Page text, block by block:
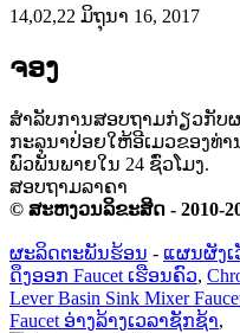
14,02,22 ມິຖຸນາ 16, 2017
ຈອງ
ສໍາ​ລັບ​ການ​ສອບ​ຖາມ​ກ່ຽວ​ກັບ​ຜ
ກະ​ລຸ​ນາ​ປ່ອຍ​ໃຫ້​ອີ​ເມວ​ຂອງ​ທ່
ພົວ​ພັນ​ພາຍ​ໃນ 24 ຊົ່ວ​ໂມງ​.
ສອບຖາມລາຄາ
© ສະຫງວນລິຂະສິດ - 2010-
ຜະລິດຕະພັນຮ້ອນ - ແຜນຜັງເ
ດຶງອອກ Faucet ເຮືອນຄົວ,
Lever Basin Sink Mixer
Faucet ອ່າງລ້າງເວລາຊັກຊ້າ,